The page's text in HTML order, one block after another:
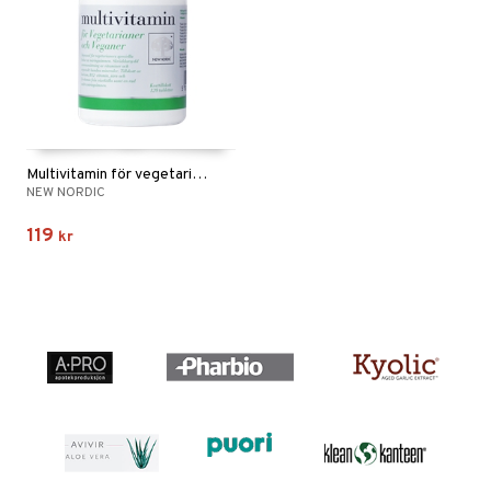
Multivitamin för vegetarianer och veganer
NEW NORDIC
119 kr